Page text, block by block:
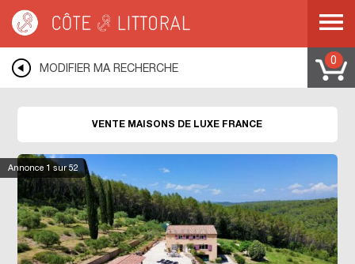
MODIFIER MA RECHERCHE
0
Annonce 1 sur 52
VENTE MAISONS DE LUXE FRANCE